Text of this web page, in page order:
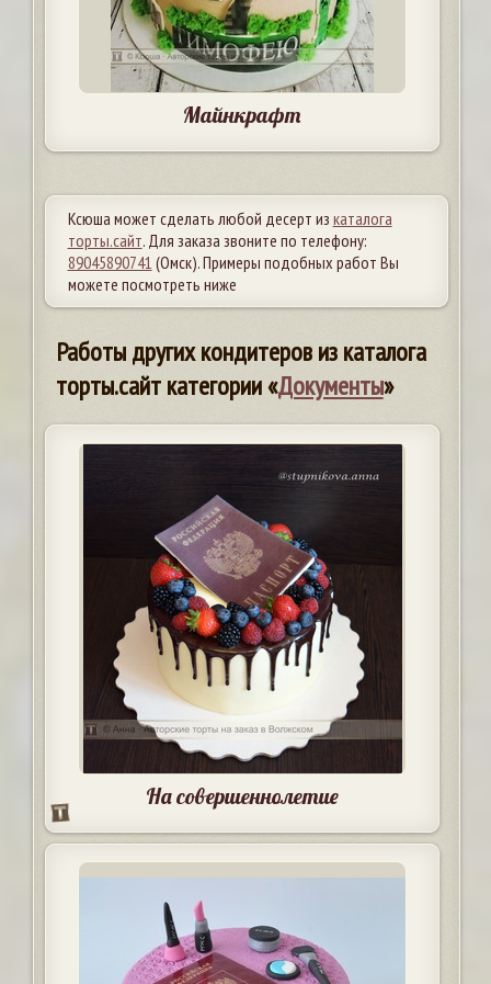
Майнкрафт
Ксюша может сделать любой десерт из каталога
торты.сайт. Для заказа звоните по телефону:
89045890741 (Омск). Примеры подобных работ Вы
можете посмотреть ниже
Работы других кондитеров из каталога
торты.сайт категории «Документы»
На совершеннолетие